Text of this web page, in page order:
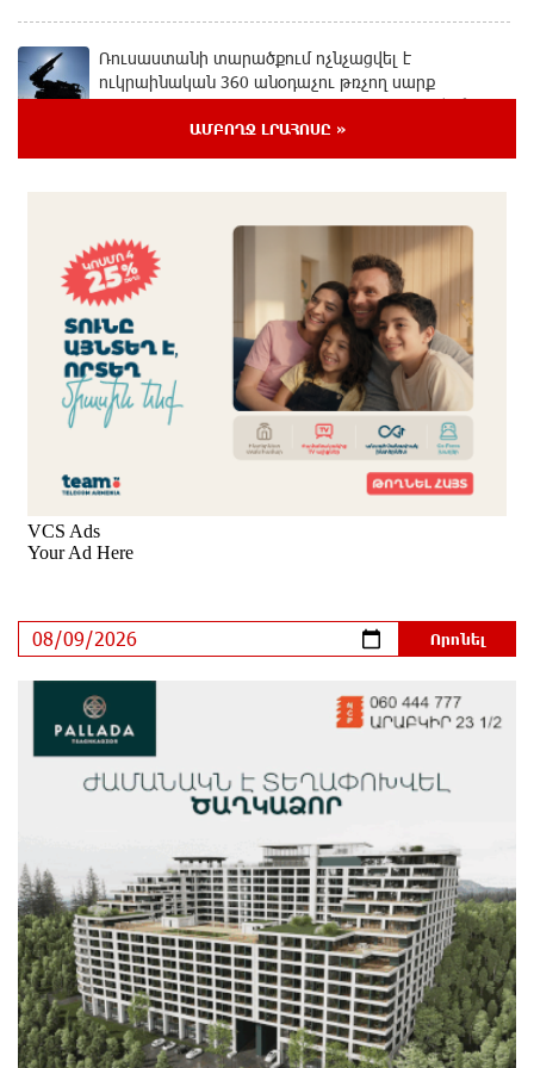
Ռուսաստանի տարածքում ոչնչացվել է
ուկրաինական 360 անօդաչու թռչող սարք
9 ժամ առաջ
10 ժամ առաջ
Ողբերգական դեպք՝ Երևանում․ Կիևյան կամրջի
տակ հայտնաբերվել է տղամարդու մարմին
10 ժամ առաջ
Ադրբեջանի Սարով գյուղում տանը 18-ամյա աղջկա
10 ժամ առաջ
Հայհիդրոմետի տնօրենը գրել է
Արտակարգ դեպք՝ Երևանում․ կոտրել են «Հույս
բոլոր մարդկանց» հիմնադրամի շենքի
պատուհաններն ու դռները
Ալիևն ու Թրամփը հեռախոսազրույց են ունեցել
«Ինտեր»-ը հաղթեց «Յուվենտուս»-ին
11 ժամ առաջ
Քրեական վարույթի շրջանակում անձի անձնական
ԱՄԲՈՂՋ ԼՐԱՀՈՍԸ »